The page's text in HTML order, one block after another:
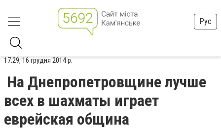
Рус
17:29, 16 грудня 2014 р.
На Днепропетровщине лучше
всех в шахматы играет
еврейская община